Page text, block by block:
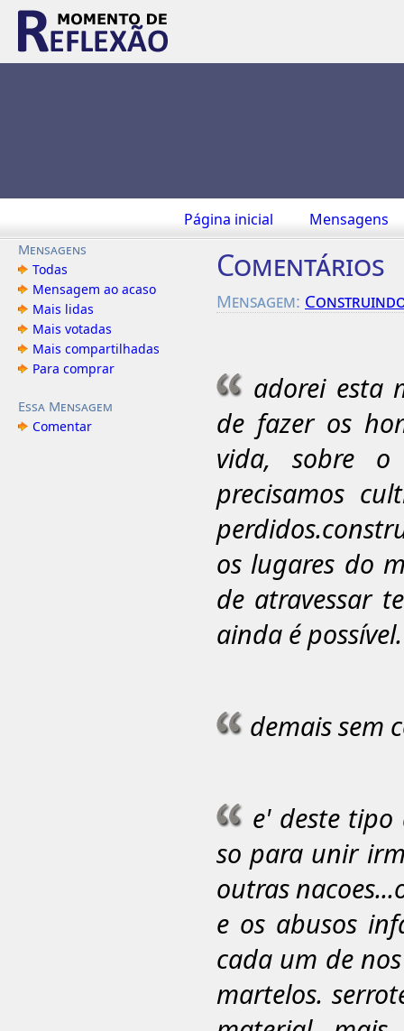
Página inicial Mensagens
Mensagens
Todas
Mensagem ao acaso
Mais lidas
Mais votadas
Mais compartilhadas
Para comprar
Essa Mensagem
Comentar
Comentários
Mensagem:
adorei esta
de fazer os
vida, sobre
precisamos
os lugares do
de atravessar
ainda é possível.
demais sem
e' deste tipo
so para unir
outras
e os abusos
cada um de
martelos.